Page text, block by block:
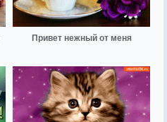
Привет нежный от меня